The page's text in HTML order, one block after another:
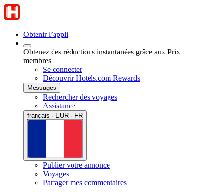
Obtenir l’appli
Obtenez des réductions instantanées grâce aux Prix
membres
Se connecter
Découvrir Hotels.com Rewards
Messages
Rechercher des voyages
Assistance
français · EUR · FR
Publier votre annonce
Voyages
Partager mes commentaires